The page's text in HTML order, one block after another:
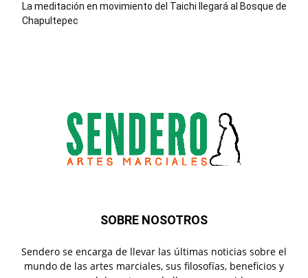
La meditación en movimiento del Taichi llegará al Bosque de
Chapultepec
SOBRE NOSOTROS
Sendero se encarga de llevar las últimas noticias sobre el
mundo de las artes marciales, sus filosofías, beneficios y